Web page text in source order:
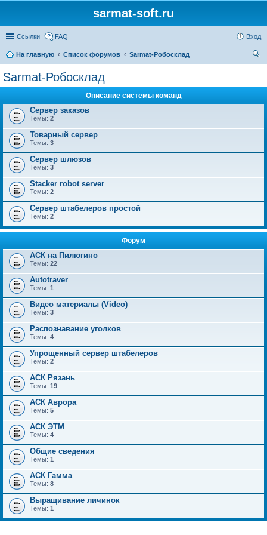
sarmat-soft.ru
Ссылки FAQ Вход
На главную Список форумов
Sarmat-Робосклад
Sarmat-Робосклад
Описание системы команд
Сервер заказов
Темы: 2
Товарный сервер
Темы: 3
Сервер шлюзов
Темы: 3
Stacker robot server
Темы: 2
Сервер штабелеров простой
Темы: 2
Форум
АСК на Пилюгино
Темы: 22
Autotraver
Темы: 1
Видео материалы (Video)
Темы: 3
Распознавание уголков
Темы: 4
Упрощенный сервер штабелеров
Темы: 2
АСК Рязань
Темы: 19
АСК Аврора
Темы: 5
АСК ЭТМ
Темы: 4
Общие сведения
Темы: 1
АСК Гамма
Темы: 8
Выращивание личинок
Темы: 1